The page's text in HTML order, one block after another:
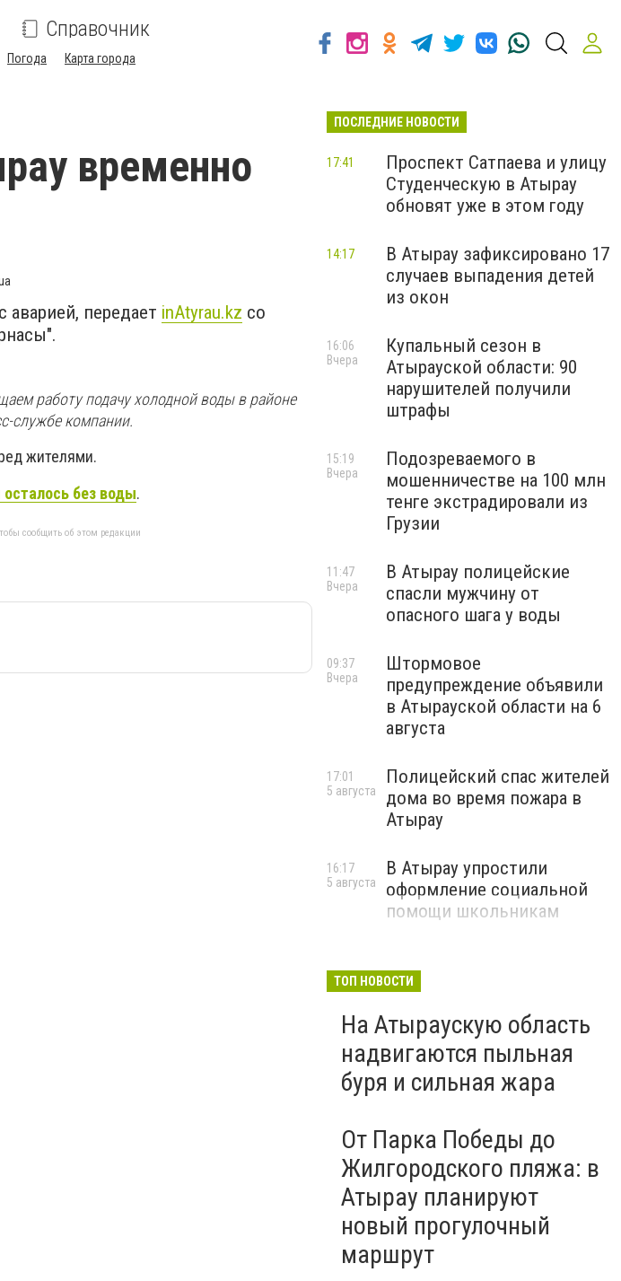
Справочник
Погода Карта города
временно
передает inAtyrau.kz со
работу подачу холодной воды в районе
службе компании.
жителями.
без воды.
сообщить об этом редакции
ПОСЛЕДНИЕ НОВОСТИ
Проспект Сатпаева и улицу
Студенческую в Атырау
обновят уже в этом году
17:41
В Атырау зафиксировано 17
случаев выпадения детей
из окон
14:17
Купальный сезон в
Атырауской области: 90
нарушителей получили
штрафы
16:06
Вчера
Подозреваемого в
мошенничестве на 100 млн
тенге экстрадировали из
Грузии
15:19
Вчера
В Атырау полицейские
спасли мужчину от
опасного шага у воды
11:47
Вчера
Штормовое
предупреждение объявили
в Атырауской области на 6
августа
09:37
Вчера
Полицейский спас жителей
дома во время пожара в
Атырау
17:01
5 августа
В Атырау упростили
оформление социальной
помощи школьникам
16:17
5 августа
ТОП НОВОСТИ
На Атыраускую область
надвигаются пыльная
буря и сильная жара
От Парка Победы до
Жилгородского пляжа: в
Атырау планируют
новый прогулочный
маршрут